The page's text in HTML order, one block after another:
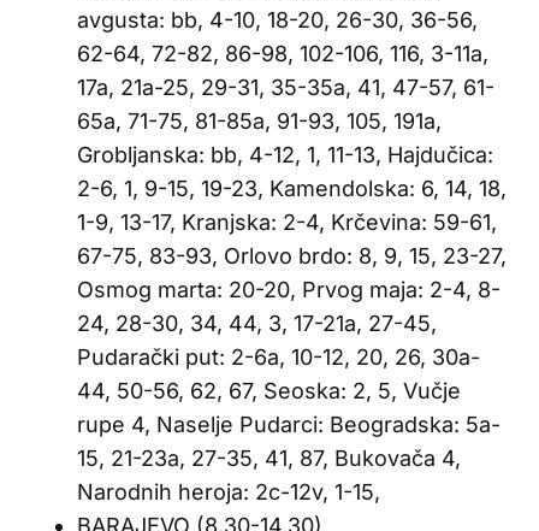
avgusta: bb, 4-10, 18-20, 26-30, 36-56,
62-64, 72-82, 86-98, 102-106, 116, 3-11a,
17a, 21a-25, 29-31, 35-35a, 41, 47-57, 61-
65a, 71-75, 81-85a, 91-93, 105, 191a,
Grobljanska: bb, 4-12, 1, 11-13, Hajdučica:
2-6, 1, 9-15, 19-23, Kamendolska: 6, 14, 18,
1-9, 13-17, Kranjska: 2-4, Krčevina: 59-61,
67-75, 83-93, Orlovo brdo: 8, 9, 15, 23-27,
Osmog marta: 20-20, Prvog maja: 2-4, 8-
24, 28-30, 34, 44, 3, 17-21a, 27-45,
Pudarački put: 2-6a, 10-12, 20, 26, 30a-
44, 50-56, 62, 67, Seoska: 2, 5, Vučje
rupe 4, Naselje Pudarci: Beogradska: 5a-
15, 21-23a, 27-35, 41, 87, Bukovača 4,
Narodnih heroja: 2c-12v, 1-15,
BARAJEVO (8.30-14.30)